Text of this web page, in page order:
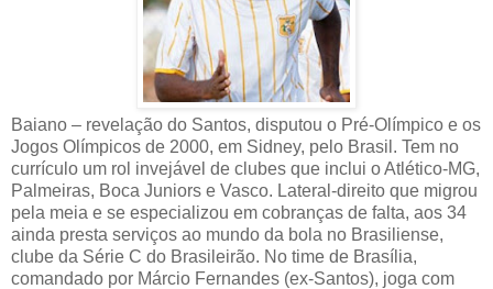
Baiano – revelação do Santos, disputou o Pré-Olímpico e os
Jogos Olímpicos de 2000, em Sidney, pelo Brasil. Tem no
currículo um rol invejável de clubes que inclui o Atlético-MG,
Palmeiras, Boca Juniors e Vasco. Lateral-direito que migrou
pela meia e se especializou em cobranças de falta, aos 34
ainda presta serviços ao mundo da bola no Brasiliense,
clube da Série C do Brasileirão. No time de Brasília,
comandado por Márcio Fernandes (ex-Santos), joga com